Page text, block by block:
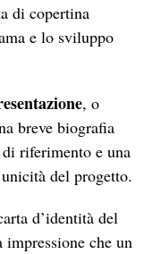
di copertina
e lo sviluppo
, o
breve biografia
riferimento e una
del progetto.
d’identità del
che un